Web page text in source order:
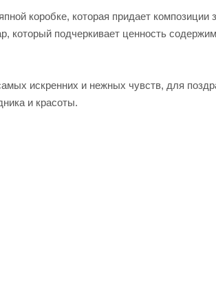
коробке, которая придает
который подчеркивает ценность
искренних и нежных чувств, для
и красоты.